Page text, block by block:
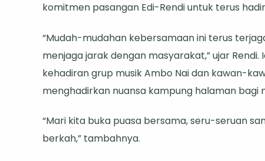
komitmen pasangan Edi-Rendi untuk terus
“Mudah-mudahan kebersamaan ini terus
menjaga jarak dengan masyarakat,” ujar
kehadiran grup musik Ambo Nai dan kawan-
menghadirkan nuansa kampung halaman bagi
“Mari kita buka puasa bersama, seru-seruan
berkah,” tambahnya.